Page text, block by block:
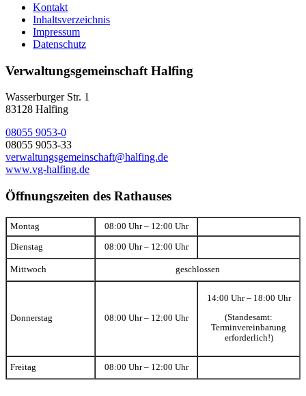
Kontakt
Inhaltsverzeichnis
Impressum
Datenschutz
Verwaltungsgemeinschaft Halfing
Wasserburger Str. 1
83128 Halfing
08055 9053-0
08055 9053-33
verwaltungsgemeinschaft@halfing.de
www.vg-halfing.de
Öffnungszeiten des Rathauses
Montag 08:00 Uhr – 12:00 Uhr
Dienstag 08:00 Uhr – 12:00 Uhr
Mittwoch geschlossen
Donnerstag 08:00 Uhr – 12:00 Uhr
14:00 Uhr – 18:00 Uhr
(Standesamt:
Terminvereinbarung
erforderlich!)
Freitag 08:00 Uhr – 12:00 Uhr